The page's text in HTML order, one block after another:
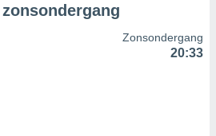
Zonsondergang
20:33